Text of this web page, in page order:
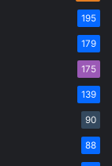
195
179
175
139
90
88